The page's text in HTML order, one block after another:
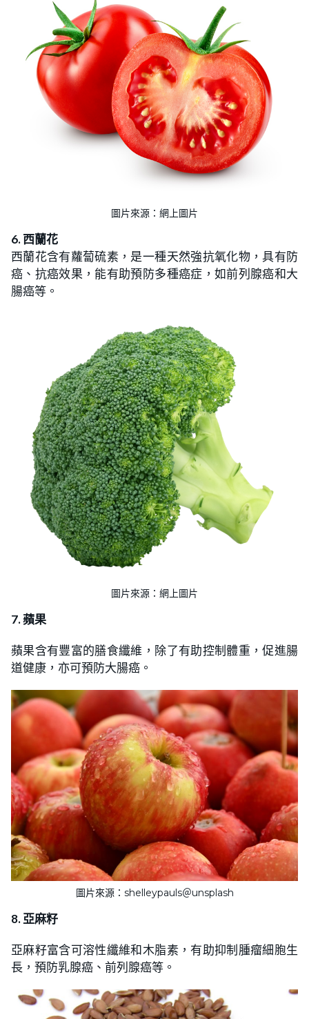
圖片來源：網上圖片
6. 西蘭花
西蘭花含有蘿蔔硫素，是一種天然強抗氧化物，具有防
癌、抗癌效果，能有助預防多種癌症，如前列腺癌和大
腸癌等。
圖片來源：網上圖片
7. 蘋果
蘋果含有豐富的膳食纖維，除了有助控制體重，促進腸
道健康，亦可預防大腸癌。
圖片來源：shelleypauls＠unsplash
8. 亞麻籽
亞麻籽富含可溶性纖維和木脂素，有助抑制腫瘤細胞生
長，預防乳腺癌、前列腺癌等。